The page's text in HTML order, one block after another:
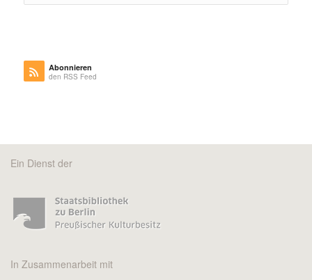
Abonnieren
den RSS Feed
Ein Dienst der
In Zusammenarbeit mit